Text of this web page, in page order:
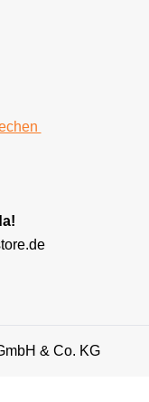
& Co. KG